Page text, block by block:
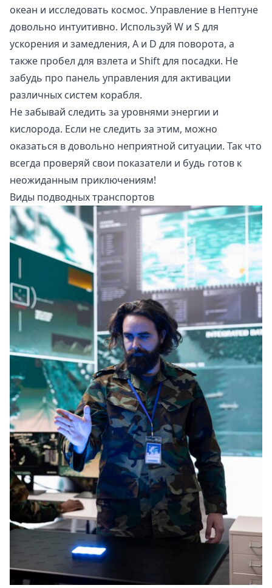
океан и исследовать космос. Управление в Нептуне
довольно интуитивно. Используй W и S для
ускорения и замедления, A и D для поворота, а
также пробел для взлета и Shift для посадки. Не
забудь про панель управления для активации
различных систем корабля.
Не забывай следить за уровнями энергии и
кислорода. Если не следить за этим, можно
оказаться в довольно неприятной ситуации. Так что
всегда проверяй свои показатели и будь готов к
неожиданным приключениям!
Виды подводных транспортов